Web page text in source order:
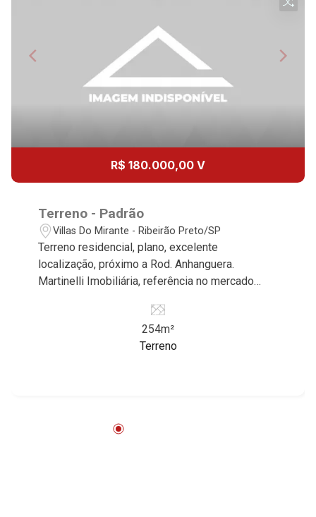
12
13
14
Aug/Fri
15
11:00
12:00
Continuar
R$ 180.000,00 V
Terreno - Padrão
Villas Do Mirante - Ribeirão Preto/SP
Terreno residencial, plano, excelente
localização, próximo a Rod. Anhanguera.
Martinelli Imobiliária, referência no mercado
Boa Vista | Ribeirão Preto.
254m²
Terreno